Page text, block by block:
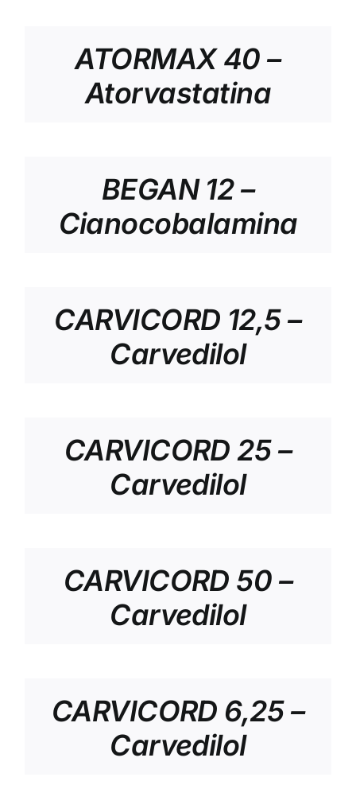
ATORMAX 40 –
Atorvastatina
BEGAN 12 –
Cianocobalamina
CARVICORD 12,5 –
Carvedilol
CARVICORD 25 –
Carvedilol
CARVICORD 50 –
Carvedilol
CARVICORD 6,25 –
Carvedilol